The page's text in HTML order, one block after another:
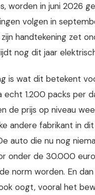
worden in juni 2026
volgen in
handtekening zet
nog dit jaar
is wat dit betekent
echt 1.200 packs per
de prijs op niveau
andere fabrikant in
auto die nu nog
onder de 30.000
norm worden. En dan
oogt, vooral het